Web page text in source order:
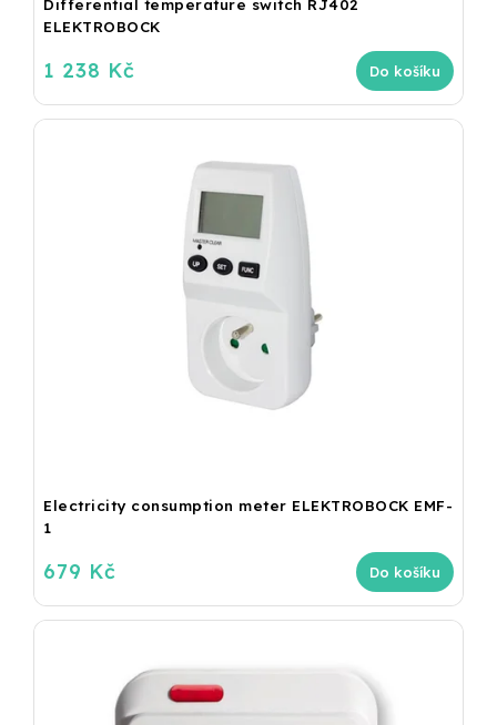
Differential temperature switch RJ402
ELEKTROBOCK
1 238 Kč Do košíku
Electricity consumption meter ELEKTROBOCK EMF-
1
679 Kč Do košíku